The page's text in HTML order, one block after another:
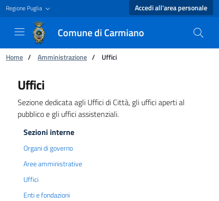
Regione Puglia Accedi all'area personale
Comune di Carmiano
Ti trovi in:
Home / Amministrazione / Uffici
Uffici - Comune di Carmiano
Uffici
Sezione dedicata agli Uffici di Città, gli uffici aperti al
pubblico e gli uffici assistenziali.
Sezioni interne
Organi di governo
Aree amministrative
Uffici
Enti e fondazioni